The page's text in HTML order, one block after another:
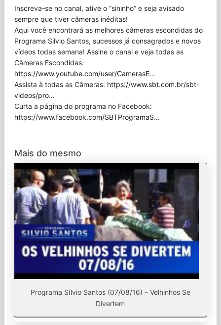
Inscreva-se no canal, ative o “sininho” e seja avisado
sempre que tiver câmeras inéditas!
Aqui você encontrará as melhores câmeras escondidas do
Programa Silvio Santos, sucessos já consagrados e novos
vídeos todas semana! Assine o canal e veja todas as
Câmeras Escondidas:
https://www.youtube.com/user/CamerasE…
Assista à todas as Câmeras: https://www.sbt.com.br/sbt-
videos/pro…
Curta a página do programa no Facebook:
https://www.facebook.com/SBTProgramaS…
Mais do mesmo
Programa SIlvio Santos (07/08/16) – Velhinhos Se
Divertem